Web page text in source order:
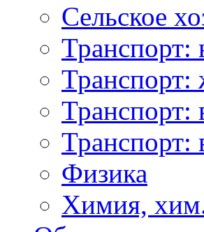
Сельское
Транспорт:
Транспорт:
Транспорт:
Физика
Химия,